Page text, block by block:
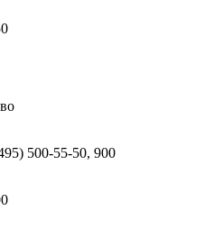
500-55-50, 900